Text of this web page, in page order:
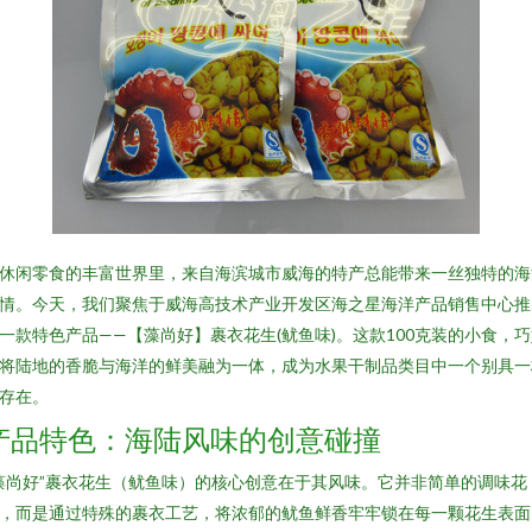
闲零食的丰富世界里，来自海滨城市威海的特产总能带来一丝独特的
。今天，我们聚焦于威海高技术产业开发区海之星海洋产品销售中心
款特色产品——【藻尚好】裹衣花生(鱿鱼味)。这款100克装的小食，
陆地的香脆与海洋的鲜美融为一体，成为水果干制品类目中一个别具
在。
品特色：海陆风味的创意碰撞
尚好”裹衣花生（鱿鱼味）的核心创意在于其风味。它并非简单的调味花
而是通过特殊的裹衣工艺，将浓郁的鱿鱼鲜香牢牢锁在每一颗花生表